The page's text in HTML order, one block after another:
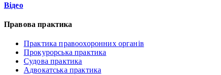
Відео
Правова практика
Практика правоохоронних органів
Прокурорська практика
Судова практика
Адвокатська практика